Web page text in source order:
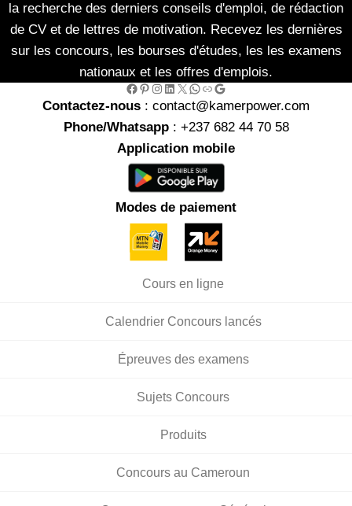
la recherche des derniers conseils d'emploi, de rédaction
de CV et de lettres de motivation. Recevez les dernières
sur les concours, les bourses d'études, les les examens
nationaux et les offres d'emplois.
Facebook Pinterest Instagram LinkedIn X WhatsApp Link Google
Contactez-nous : contact@kamerpower.com
Phone/Whatsapp: +237 682 44 70 58
Application mobile
Modes de paiement
Cours en ligne
Calendrier Concours lancés
Épreuves des examens
Sujets Concours
Produits
Concours au Cameroun